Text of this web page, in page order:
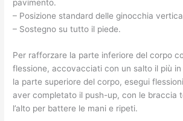
pavimento.
– Posizione standard delle ginocchia
– Sostegno su tutto il piede.
Per rafforzare la parte inferiore del corpo
flessione, accovacciati con un salto il più
la parte superiore del corpo, esegui
aver completato il push-up, con le braccia
l’alto per battere le mani e ripeti.